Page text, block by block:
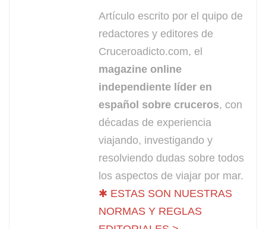
Artículo escrito por el quipo de
redactores y editores de
Cruceroadicto.com, el
magazine online
independiente líder en
español sobre cruceros, con
décadas de experiencia
viajando, investigando y
resolviendo dudas sobre todos
los aspectos de viajar por mar.
✱ ESTAS SON NUESTRAS
NORMAS Y REGLAS